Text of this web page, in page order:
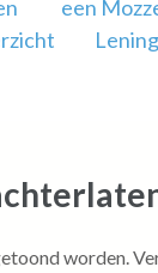
een
worden.